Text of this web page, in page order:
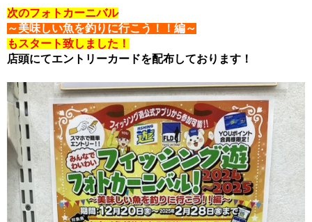
次のフォトカーニバル
～美味しい魚を釣りに行こう！！編～
もスタート致しました！
店頭にてエントリーカードを配布しております！